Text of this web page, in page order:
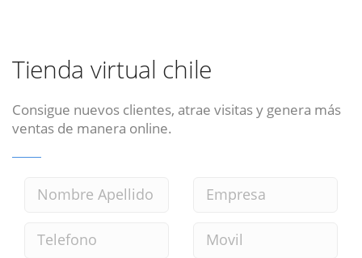
Tienda virtual chile
Consigue nuevos clientes, atrae visitas y genera más
ventas de manera online.